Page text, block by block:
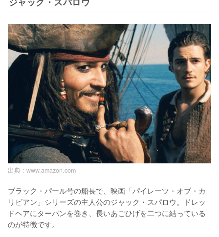
出典 : www.amazon.com
ブラック・パール号の船長で、映画「パイレーツ・オブ・カ
リビアン」シリーズの主人公のジャック・スパロウ。ドレッ
ドヘアにターバンを巻き、長いあごひげを二つに結っている
のが特徴です。